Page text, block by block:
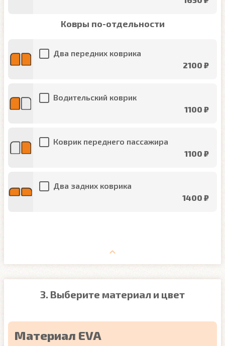
Ковры по-отдельности
Два передних коврика
2100 ₽
Водительский коврик
1100 ₽
Коврик переднего пассажира
1100 ₽
Два задних коврика
1400 ₽
3. Выберите материал и цвет
Материал EVA